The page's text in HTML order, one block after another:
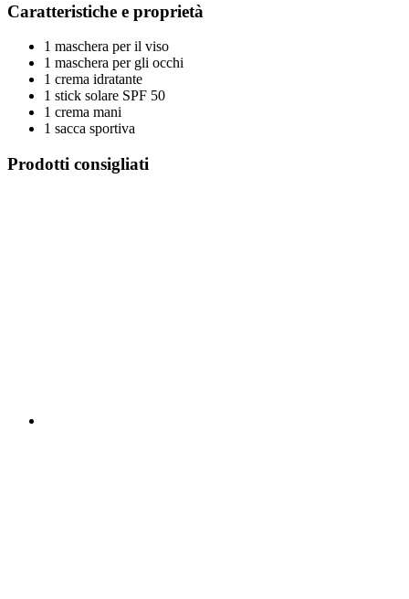
Caratteristiche e proprietà
1 maschera per il viso
1 maschera per gli occhi
1 crema idratante
1 stick solare SPF 50
1 crema mani
1 sacca sportiva
Prodotti consigliati